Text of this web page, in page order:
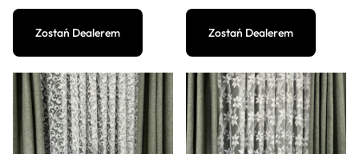
Zostań Dealerem Zostań Dealerem